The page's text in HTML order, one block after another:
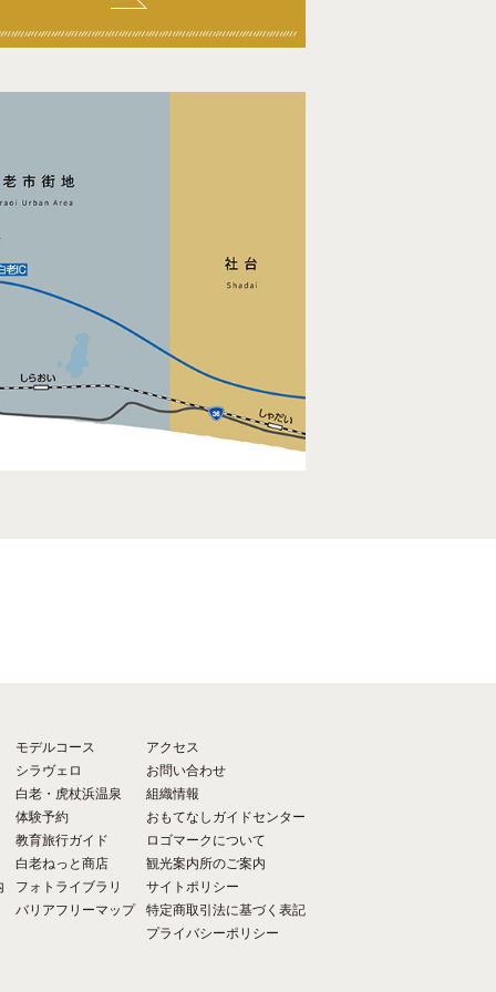
モデルコース
シラヴェロ
白老・虎杖浜温泉
体験予約
教育旅行ガイド
白老ねっと商店
フォトライブラリ
バリアフリーマップ
アクセス
お問い合わせ
組織情報
おもてなしガイドセンター
ロゴマークについて
観光案内所のご案内
サイトポリシー
特定商取引法に基づく表記
プライバシーポリシー